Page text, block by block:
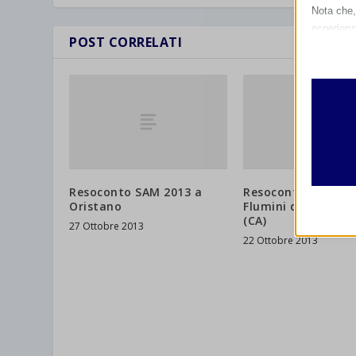
POST CORRELATI
Resoconto SAM 2013 a
Oristano
27 Ottobre 2013
Resoconto SAM
Flumini di Quartu
(CA)
22 Ottobre 2013
Nota
I
Altri